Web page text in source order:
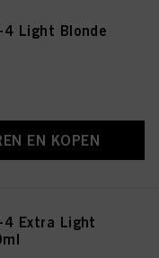
4 Light Blonde
EN KOPEN
4 Extra Light